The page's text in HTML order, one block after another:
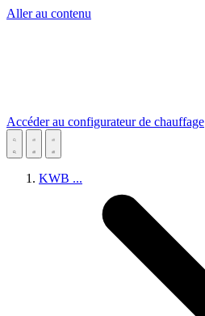
Aller au contenu
Accéder au configurateur de chauffage
KWB ...